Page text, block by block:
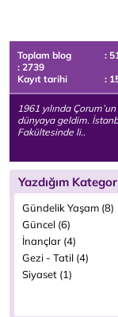
Toplam blog
:
: 2739
Kayıt tarihi
:
1961 yılında
dünyaya geldim.
Fakültesinde li..
Yazdığım
Gündelik Yaşam (8)
Güncel (6)
İnançlar (4)
Gezi - Tatil (4)
Siyaset (1)